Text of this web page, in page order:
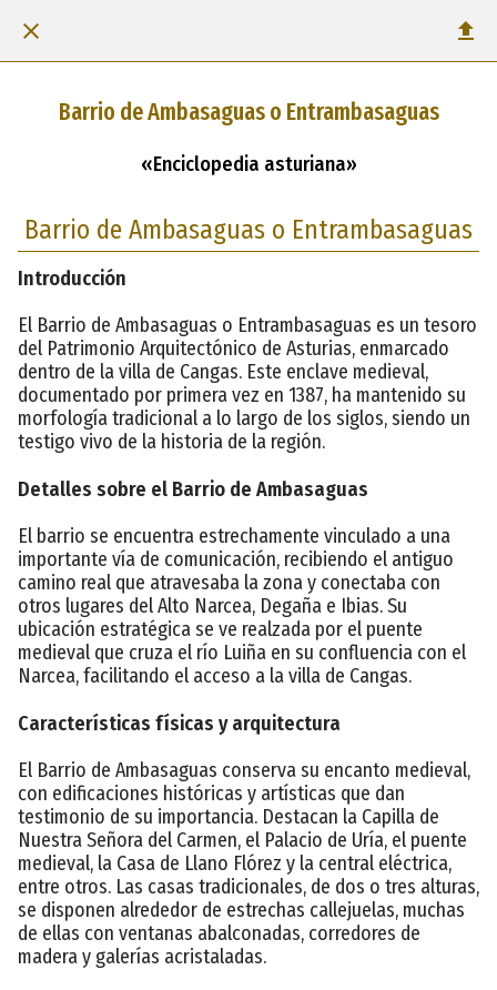
Barrio de Ambasaguas o Entrambasaguas
«Enciclopedia asturiana»
Barrio de Ambasaguas o Entrambasaguas
Introducción
El Barrio de Ambasaguas o Entrambasaguas es un tesoro
del Patrimonio Arquitectónico de Asturias, enmarcado
dentro de la villa de Cangas. Este enclave medieval,
documentado por primera vez en 1387, ha mantenido su
morfología tradicional a lo largo de los siglos, siendo un
testigo vivo de la historia de la región.
Detalles sobre el Barrio de Ambasaguas
El barrio se encuentra estrechamente vinculado a una
importante vía de comunicación, recibiendo el antiguo
camino real que atravesaba la zona y conectaba con
otros lugares del Alto Narcea, Degaña e Ibias. Su
ubicación estratégica se ve realzada por el puente
medieval que cruza el río Luiña en su confluencia con el
Narcea, facilitando el acceso a la villa de Cangas.
Características físicas y arquitectura
El Barrio de Ambasaguas conserva su encanto medieval,
con edificaciones históricas y artísticas que dan
testimonio de su importancia. Destacan la Capilla de
Nuestra Señora del Carmen, el Palacio de Uría, el puente
medieval, la Casa de Llano Flórez y la central eléctrica,
entre otros. Las casas tradicionales, de dos o tres alturas,
se disponen alrededor de estrechas callejuelas, muchas
de ellas con ventanas abalconadas, corredores de
madera y galerías acristaladas.